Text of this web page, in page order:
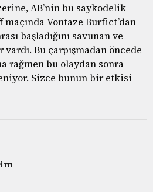
AB’nin bu saykodelik
Vontaze Burfict’dan
başladığını savunan ve
Bu çarpışmadan öncede
rağmen bu olaydan sonra
Sizce bunun bir etkisi